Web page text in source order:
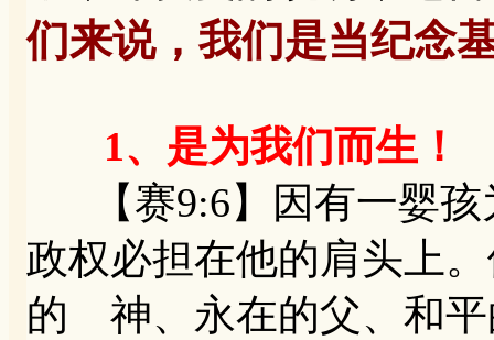
们来说，我们是当纪念
1、是为我们而生！
【赛9:6】因有一婴孩
政权必担在他的肩头上
的 神、永在的父、和平